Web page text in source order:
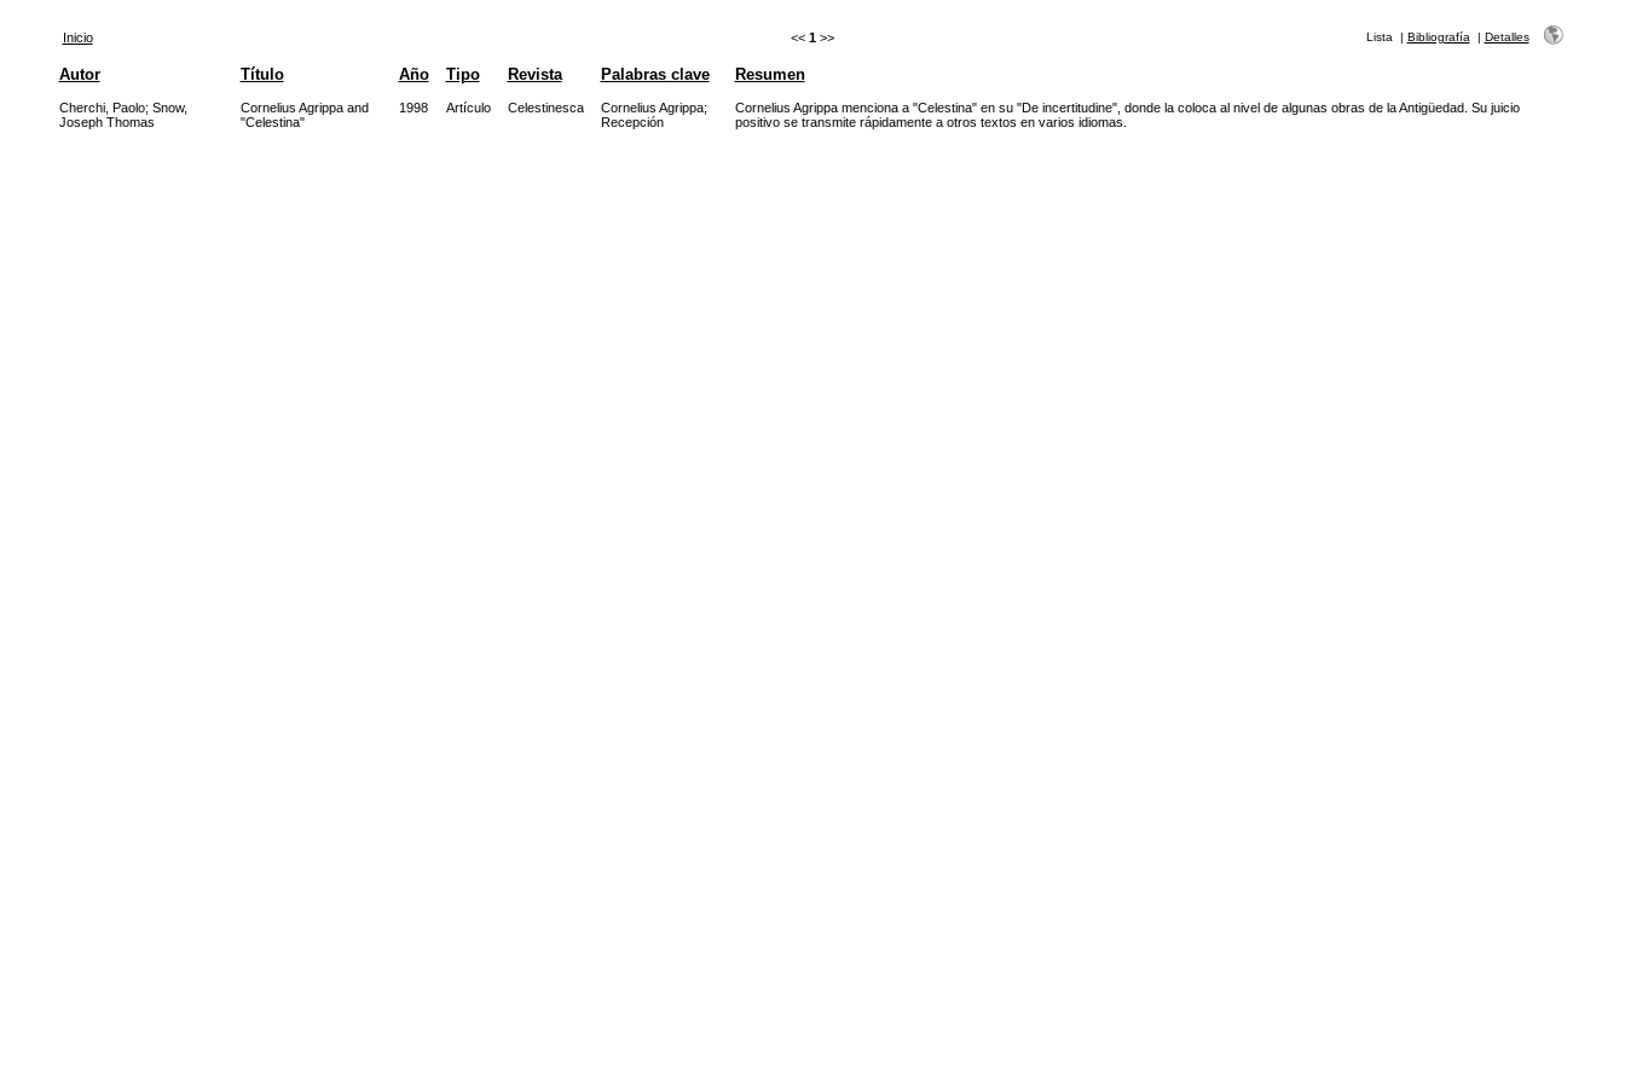
Inicio << 1 >> Lista | Bibliografía | Detalles
Autor Título Año Tipo Revista Palabras clave Resumen
Cherchi, Paolo; Snow,
Joseph Thomas
Cornelius Agrippa and
"Celestina"
1998 Artículo Celestinesca Cornelius Agrippa;
Recepción
Cornelius Agrippa menciona a "Celestina" en su "De incertitudine", donde la coloca al nivel de algunas obras de la Antigüedad. Su juicio
positivo se transmite rápidamente a otros textos en varios idiomas.